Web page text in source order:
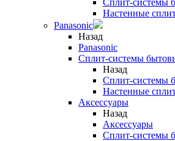
Сплит-системы
Настенные
Panasonic
Назад
Panasonic
Сплит-системы
Назад
Сплит-системы
Настенные
Аксессуары
Назад
Аксессуары
Сплит-системы